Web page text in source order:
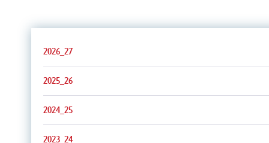
2026_27
2025_26
2024_25
2023_24